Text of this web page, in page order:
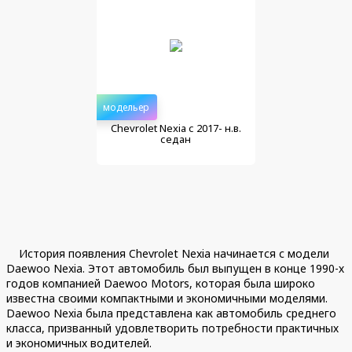
Chevrolet Nexia с 2017- н.в.
седан
модельер
История появления Chevrolet Nexia начинается с модели
Daewoo Nexia. Этот автомобиль был выпущен в конце 1990-х
годов компанией Daewoo Motors, которая была широко
известна своими компактными и экономичными моделями.
Daewoo Nexia была представлена как автомобиль среднего
класса, призванный удовлетворить потребности практичных
и экономичных водителей.